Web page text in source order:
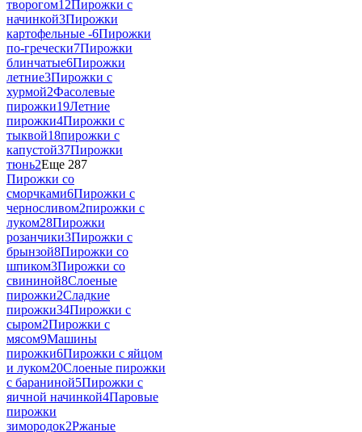
творогом12Пирожки с
начинкой3Пирожки
картофельные -6Пирожки
по-гречески7Пирожки
блинчатые6Пирожки
летние3Пирожки с
хурмой2Фасолевые
пирожки19Летние
пирожки4Пирожки с
тыквой18пирожки с
капустой37Пирожки
тюнь2Еще 287
Пирожки со
сморчками6Пирожки с
черносливом2пирожки с
луком28Пирожки
розанчики3Пирожки с
брынзой8Пирожки со
шпиком3Пирожки со
свининой8Слоеные
пирожки2Сладкие
пирожки34Пирожки с
сыром2Пирожки с
мясом9Машины
пирожки6Пирожки с яйцом
и луком20Слоеные пирожки
с бараниной5Пирожки с
яичной начинкой4Паровые
пирожки
зимородок2Ржаные